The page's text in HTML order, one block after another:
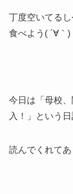
丁度空いてる
食べよう( ´∀｀)
今日は「母校
入！」という日
読んでくれて